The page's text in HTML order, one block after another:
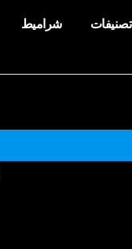
شراميط تصنيفات